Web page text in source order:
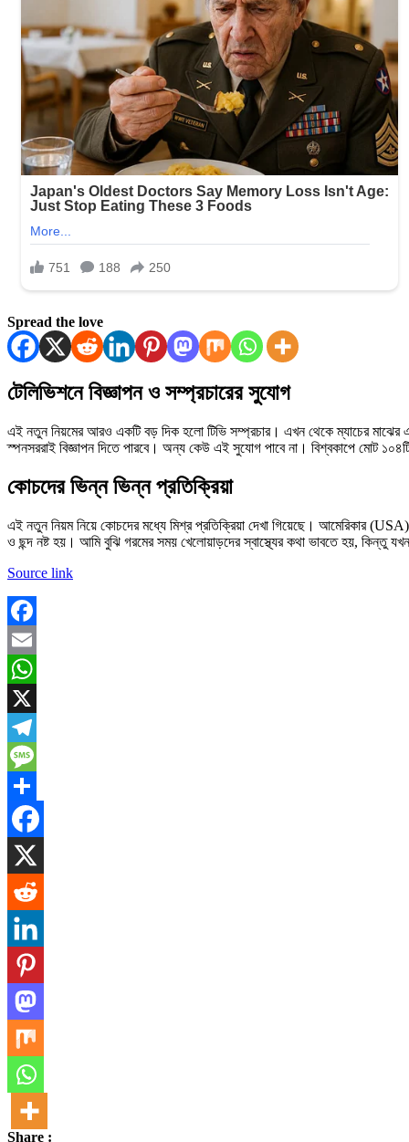
Spread the love
টেলিভিশনে বিজ্ঞাপন ও সম্প্রচারের সুযোগ
এই নতুন নিয়মের আরও একটি বড় দিক হলো টিভি সম্প্রচার। এখন থেকে ম্যাচের মাঝের
স্পনসররাই বিজ্ঞাপন দিতে পারবে। অন্য কেউ এই সুযোগ পাবে না। বিশ্বকাপে মোট
কোচদের ভিন্ন ভিন্ন প্রতিক্রিয়া
এই নতুন নিয়ম নিয়ে কোচদের মধ্যে মিশ্র প্রতিক্রিয়া দেখা গিয়েছে। আমেরিকার
ও ছন্দ নষ্ট হয়। আমি বুঝি গরমের সময় খেলোয়াড়দের স্বাস্থ্যের কথা ভাবতে হয়,
Source link
Facebook
Email
WhatsApp
X
Telegram
Message
Share
Share :